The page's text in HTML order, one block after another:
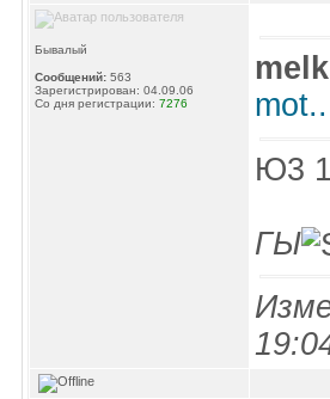
Бывалый
Сообщений: 563
Зарегистрирован: 04.09.06
Со дня регистрации: 7276
Ю3
ГЫ